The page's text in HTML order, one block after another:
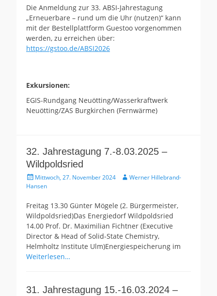
Die Anmeldung zur 33. ABSI-Jahrestagung
„Erneuerbare – rund um die Uhr (nutzen)“ kann
mit der Bestellplattform Guestoo vorgenommen
werden, zu erreichen über:
https://gstoo.de/ABSI2026
Exkursionen:
EGIS-Rundgang Neuötting/Wasserkraftwerk
Neuötting/ZAS Burgkirchen (Fernwärme)
32. Jahrestagung 7.-8.03.2025 –
Wildpoldsried
Gepostet
am
Mittwoch, 27. November 2024 AutorWerner Hillebrand-
Hansen
Freitag 13.30 Günter Mögele (2. Bürgermeister,
Wildpoldsried)Das Energiedorf Wildpoldsried
14.00 Prof. Dr. Maximilian Fichtner (Executive
Director & Head of Solid-State Chemistry,
Helmholtz Institute Ulm)Energiespeicherung im
Weiterlesen…
31. Jahrestagung 15.-16.03.2024 –